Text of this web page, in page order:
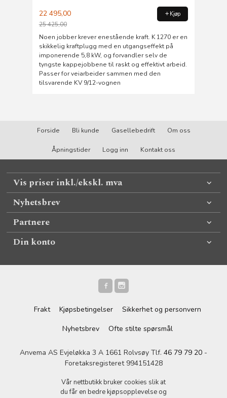
22 495,00
25 425,00
Rabatt
Kjøp
Noen jobber krever enestående kraft. K 1270 er en
skikkelig kraftplugg med en utgangseffekt på
imponerende 5,8 kW, og forvandler selv de
tyngste kappejobbene til raskt og effektivt arbeid.
Passer for veiarbeider sammen med den
tilsvarende KV 9/12-vognen
Forside Bli kunde Gasellebedrift Om oss
Åpningstider Logg inn Kontakt oss
Vis priser inkl./ekskl. mva
Nyhetsbrev
Partnere
Din konto
Frakt Kjøpsbetingelser
Sikkerhet og personvern
Nyhetsbrev
Ofte stilte spørsmål
Anvema AS Evjeløkka 3 A 1661 Rolvsøy Tlf. 46 79 79 20 -
Foretaksregisteret 994151428
Vår nettbutikk bruker cookies slik at
du får en bedre kjøpsopplevelse og